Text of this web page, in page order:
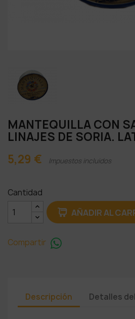
MANTEQUILLA CON
LINAJES DE SORIA.
5,29 €
Impuestos incluidos
Cantidad
AÑADIR AL
Compartir
Descripción Detalles